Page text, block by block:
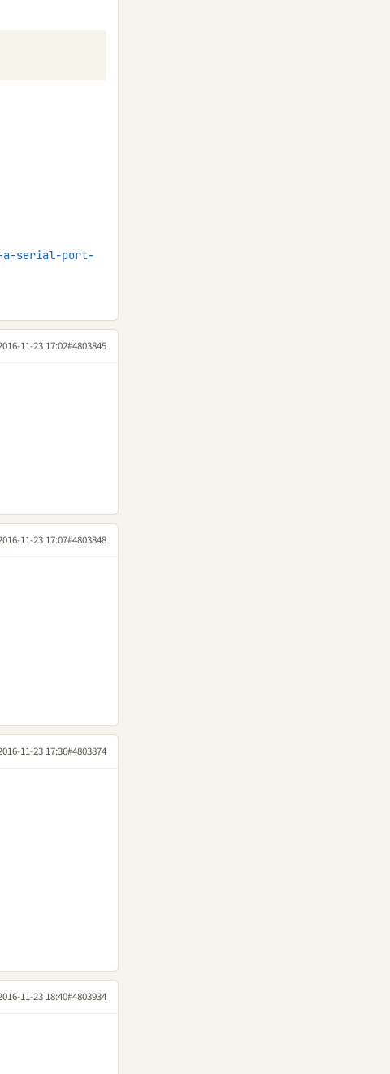
a-serial-port-
11-23 17:02#4803845
11-23 17:07#4803848
11-23 17:36#4803874
11-23 18:40#4803934